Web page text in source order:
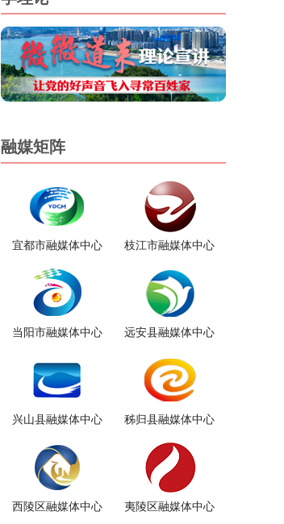
融媒矩阵
宜都市融媒体中心 枝江市融媒体中心
当阳市融媒体中心 远安县融媒体中心
兴山县融媒体中心 秭归县融媒体中心
西陵区融媒体中心 夷陵区融媒体中心